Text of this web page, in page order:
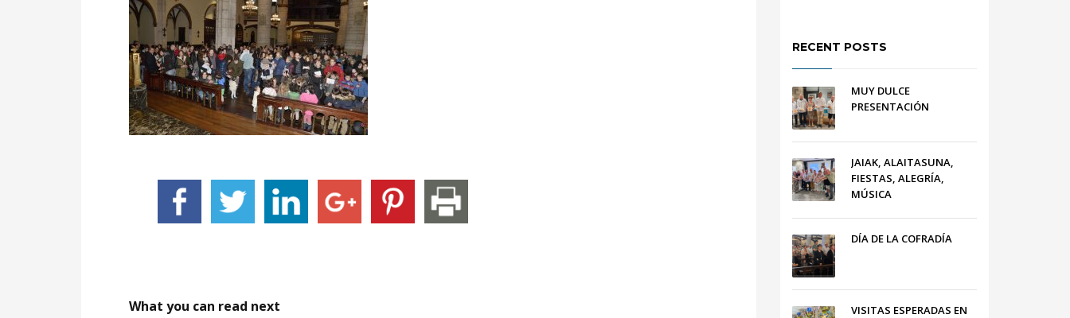
What you can read next
RECENT POSTS
MUY DULCE
PRESENTACIÓN
JAIAK, ALAITASUNA,
FIESTAS, ALEGRÍA,
MÚSICA
DÍA DE LA COFRADÍA
VISITAS ESPERADAS EN